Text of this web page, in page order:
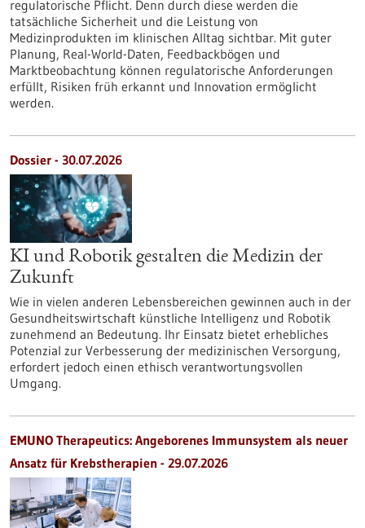
regulatorische Pflicht. Denn durch diese werden die
tatsächliche Sicherheit und die Leistung von
Medizinprodukten im klinischen Alltag sichtbar. Mit guter
Planung, Real-World-Daten, Feedbackbögen und
Marktbeobachtung können regulatorische Anforderungen
erfüllt, Risiken früh erkannt und Innovation ermöglicht
werden.
Dossier - 30.07.2026
KI und Robotik gestalten die Medizin der
Zukunft
Wie in vielen anderen Lebensbereichen gewinnen auch in der
Gesundheitswirtschaft künstliche Intelligenz und Robotik
zunehmend an Bedeutung. Ihr Einsatz bietet erhebliches
Potenzial zur Verbesserung der medizinischen Versorgung,
erfordert jedoch einen ethisch verantwortungsvollen
Umgang.
EMUNO Therapeutics: Angeborenes Immunsystem als neuer
Ansatz für Krebstherapien - 29.07.2026